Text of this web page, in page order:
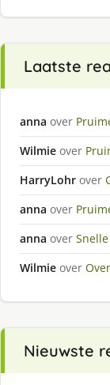
Laatste
anna over
Wilmie over
HarryLohr over
anna over
anna over
Wilmie over
Nieuwste